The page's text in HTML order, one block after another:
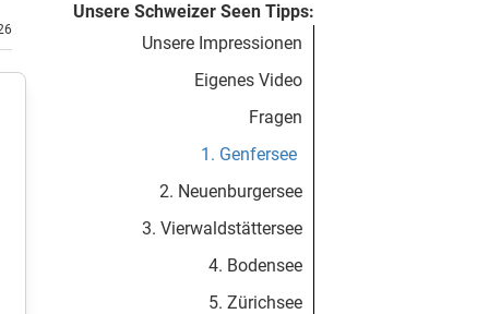
Unsere Schweizer Seen Tipps:
Unsere Impressionen
Eigenes Video
Fragen
1. Genfersee
2. Neuenburgersee
3. Vierwaldstättersee
4. Bodensee
5. Zürichsee